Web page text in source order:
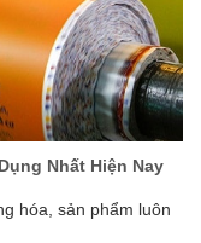
Nhất Hiện Nay
hóa, sản phẩm luôn